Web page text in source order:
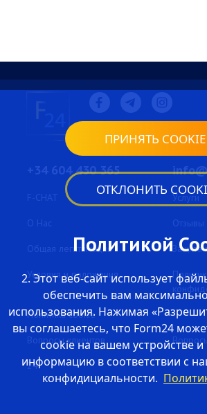
© 2026 form24. Todos los
reservados.
+34 604 430 365
F-CHAT Услуги
O Нас Отзывы
Общая легитимация Защита
Условия и положения
Политика cookie
Вопросы клиентов
24
Политикой
2. Этот веб-сайт использует
обеспечить вам
использования. Нажимая
вы соглашаетесь, что Form24
cookie на вашем устройстве и
информацию в соответствии с
конфидициальности.
ПРИНЯТЬ COOKIE
ОТКЛОНИТЬ